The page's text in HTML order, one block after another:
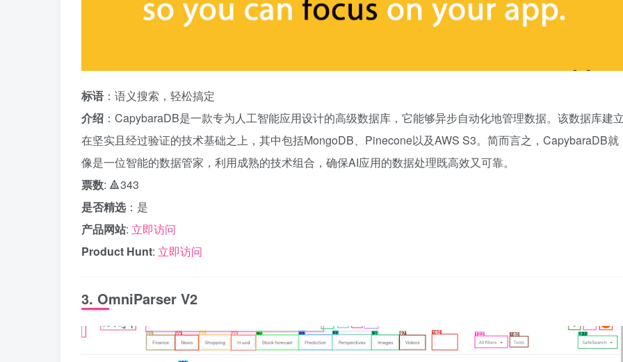
标语 ：语义搜索，轻松搞定
介绍 ：CapybaraDB是一款专为人工智能应用设计的高级数据库，它能够异步自动化地管理数据。该数据库建
在坚实且经过验证的技术基础之上，其中包括MongoDB、Pinecone以及AWS S3。简而言之，CapybaraDB就
像是一位智能的数据管家，利用成熟的技术组合，确保AI应用的数据处理既高效又可靠。
票数: 🔺343
是否精选：是
产品网站: 立即访问
Product Hunt: 立即访问
3. OmniParser V2